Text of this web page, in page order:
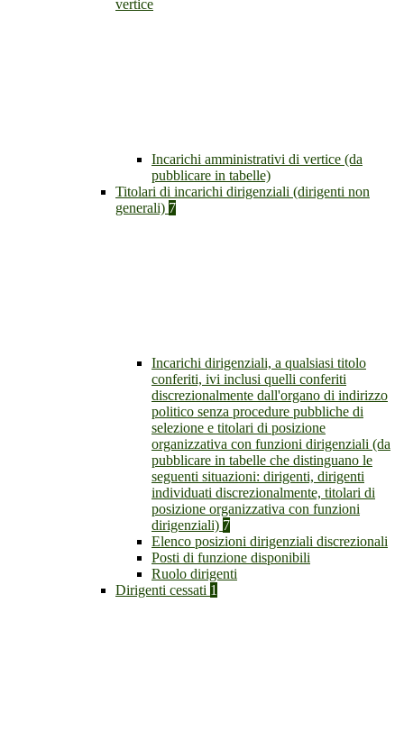
vertice
Incarichi amministrativi di vertice (da
pubblicare in tabelle)
Titolari di incarichi dirigenziali (dirigenti non
generali) 7
Incarichi dirigenziali, a qualsiasi titolo
conferiti, ivi inclusi quelli conferiti
discrezionalmente dall'organo di indirizzo
politico senza procedure pubbliche di
selezione e titolari di posizione
organizzativa con funzioni dirigenziali (da
pubblicare in tabelle che distinguano le
seguenti situazioni: dirigenti, dirigenti
individuati discrezionalmente, titolari di
posizione organizzativa con funzioni
dirigenziali) 7
Elenco posizioni dirigenziali discrezionali
Posti di funzione disponibili
Ruolo dirigenti
Dirigenti cessati 1